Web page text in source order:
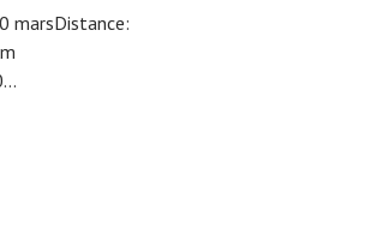
marsDistance: